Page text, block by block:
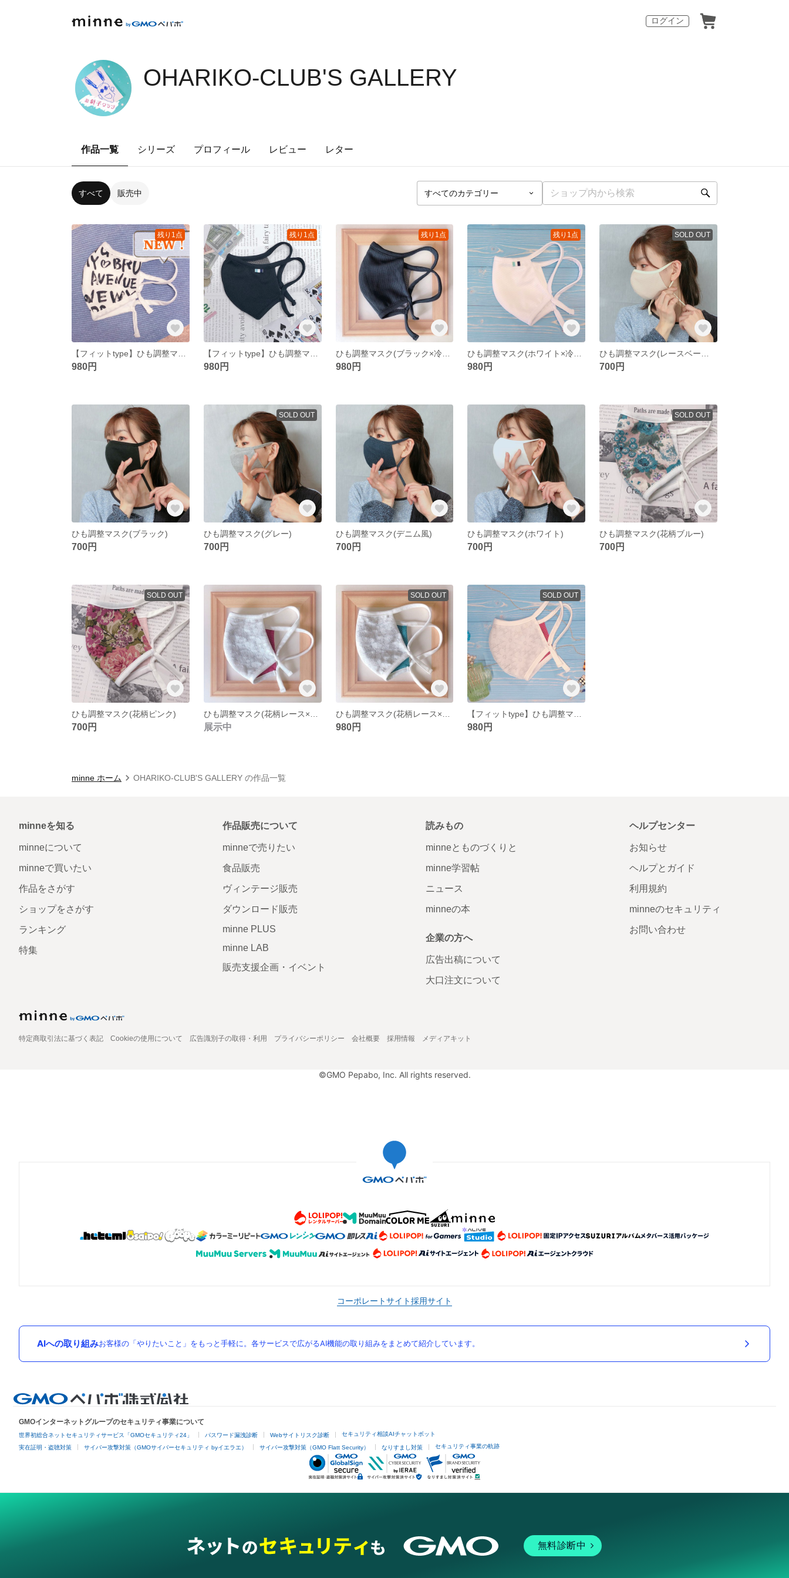
ログイン
OHARIKO-CLUB'S GALLERY
作品一覧 シリーズ プロフィール レビュー レター
すべて 販売中
残り1点
980円
残り1点
980円
残り1点
ひも調整マスク(ブラック×冷感グレーメッシュ)
980円
残り1点
980円
SOLD OUT
700円
ひも調整マスク(ブラック)
700円
SOLD OUT
ひも調整マスク(グレー)
700円
ひも調整マスク(デニム風)
700円
ひも調整マスク(ホワイト)
700円
SOLD OUT
ひも調整マスク(花柄ブルー)
700円
SOLD OUT
ひも調整マスク(花柄ピンク)
700円 展示中
SOLD OUT
980円
SOLD OUT
980円
minne ホーム OHARIKO-CLUB'S GALLERY の作品一覧
minneを知る
minneについて
minneで買いたい
作品をさがす
ショップをさがす
ランキング
特集
作品販売について
minneで売りたい
食品販売
ヴィンテージ販売
ダウンロード販売
minne PLUS
minne LAB
販売支援企画・イベント
読みもの
minneとものづくりと
minne学習帖
ニュース
minneの本
企業の方へ
広告出稿について
大口注文について
ヘルプセンター
お知らせ
ヘルプとガイド
利用規約
minneのセキュリティ
お問い合わせ
特定商取引法に基づく表記 Cookieの使用について 広告識別子の取得・利用 プライバシーポリシー 会社概要 採用情報 メディアキット
©GMO Pepabo, Inc. All rights reserved.
コーポレートサイト採用サイト
AIへの取り組みお客様の「やりたいこと」をもっと手軽に。各サービスで広がるAI機能の取り組みをまとめて紹介しています。
GMOインターネットグループのセキュリティ事業について
世界初総合ネットセキュリティサービス「GMOセキュリティ24」 パスワード漏洩診断 Webサイトリスク診断 セキュリティ相談AIチャットボット
実在証明・盗聴対策 サイバー攻撃対策（GMOサイバーセキュリティ byイエラエ） サイバー攻撃対策（GMO Flatt Security） なりすまし対策 セキュリティ事業の軌跡
無料診断中